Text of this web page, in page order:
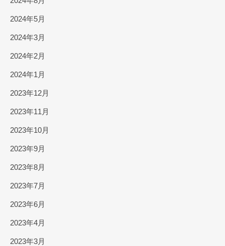
2024年5月
2024年3月
2024年2月
2024年1月
2023年12月
2023年11月
2023年10月
2023年9月
2023年8月
2023年7月
2023年6月
2023年4月
2023年3月